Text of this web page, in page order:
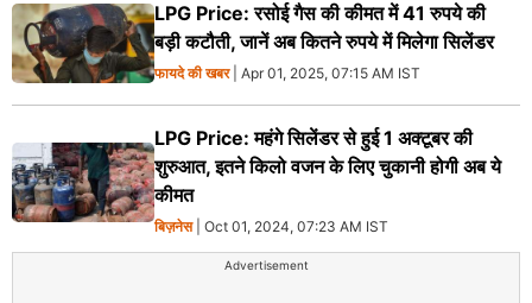
LPG Price: रसोई गैस की कीमत में 41 रुपये की
बड़ी कटौती, जानें अब कितने रुपये में मिलेगा सिलेंडर
फायदे की खबर| Apr 01, 2025, 07:15 AM IST
LPG Price: महंगे सिलेंडर से हुई 1 अक्टूबर की
शुरुआत, इतने किलो वजन के लिए चुकानी होगी अब ये
कीमत
बिज़नेस| Oct 01, 2024, 07:23 AM IST
Advertisement